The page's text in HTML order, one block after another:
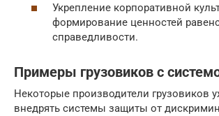
Укрепление корпоративной
формирование ценностей
справедливости.
Примеры грузовиков с
Некоторые производители грузовиков
внедрять системы защиты от